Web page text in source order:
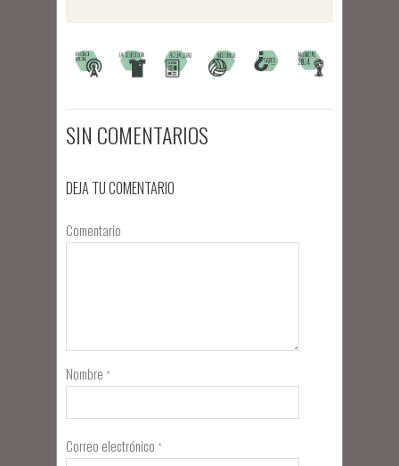
SIN COMENTARIOS
DEJA TU COMENTARIO
Comentario
Nombre *
Correo electrónico *